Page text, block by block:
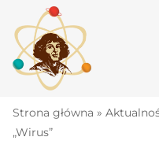
content
Strona główna
Strona główna »
„Wirus”